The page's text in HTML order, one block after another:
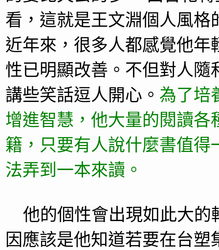
看，這就是王文淵個人風格
近年來，很多人都感覺他年
性已明顯改善。不但對人隨
講些笑話逗人開心。 為了培
增進智慧，他大量的閱讀各
籍，只要有人說什麼書值得
法弄到一本來讀。
他的個性會出現如此大的
因應該是他知道若要在台塑